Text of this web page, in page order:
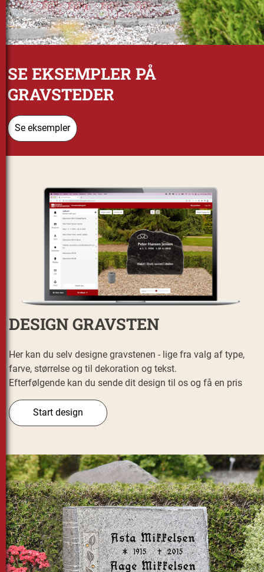
SE EKSEMPLER PÅ
GRAVSTEDER
Se eksempler
DESIGN GRAVSTEN
Her kan du selv designe gravstenen - lige fra valg af type,
farve, størrelse og til dekoration og tekst.
Efterfølgende kan du sende dit design til os og få en pris
Start design